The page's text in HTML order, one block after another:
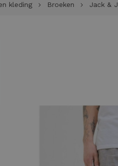
kleding Broeken Jack &